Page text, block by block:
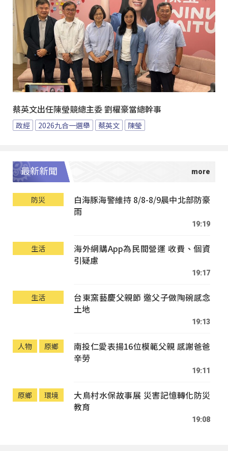
蔡英文出任陳瑩競總主委 劉櫂豪當總幹事
政經 2026九合一選舉 蔡英文 陳瑩
最新新聞
防災
白海豚海警維持 8/8-8/9晨中北部防豪
雨
19:19
生活
海外網購App為民間營運 收費、個資
引疑慮
19:17
生活
台東窯藝慶父親節 邀父子做陶碗感念
土地
19:13
人物 原鄉
南投仁愛表揚16位模範父親 感謝爸爸
辛勞
19:11
原鄉 環境
大鳥村水保故事展 災害記憶轉化防災
教育
19:08